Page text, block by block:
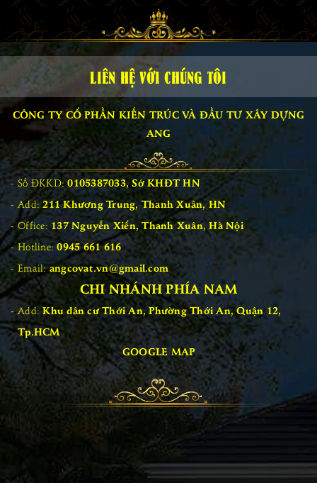
LIÊN HỆ VỚI CHÚNG TÔI
CÔNG TY CỔ PHẦN KIẾN TRÚC VÀ ĐẦU TƯ XÂY DỰNG
ANG
Số ĐKKD:0105387033, Sở KHĐT HN
Add: 211 Khương Trung, Thanh Xuân, HN
Office: 137 Nguyễn Xiển, Thanh Xuân, Hà Nội
Hotline:0945 661 616
Email:angcovat.vn@gmail.com
CHI NHÁNH PHÍA NAM
Add:Khu dân cư Thới An, Phường Thới An, Quận 12,
Tp.HCM
GOOGLE MAP